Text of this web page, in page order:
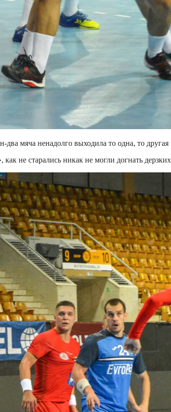
мяча ненадолго выходила то одна, то
как не старались никак не могли догнать